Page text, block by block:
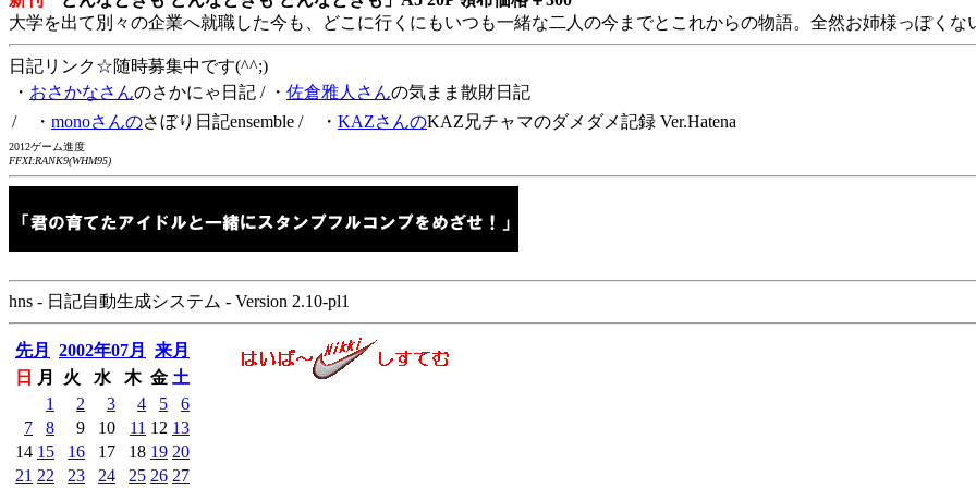
大学を出て別々の企業へ就職した今も、どこに行くにもいつも一緒な二人の今までとこれからの物語。全然お姉様っぽくな
日記リンク☆随時募集中です(^^;)
・ おさかなさんのさかにゃ日記 / ・ 佐倉雅人さんの気まま散財日記
/ ・ monoさんのさぼり日記ensemble / ・ KAZさんのKAZ兄チャマのダメダメ記録 Ver.Hatena
2012ゲーム進度
FFXI:RANK9(WHM95)
hns - 日記自動生成システム - Version 2.10-pl1
先月 2002年07月
来月
日
月 火 水 木 金 土
1
2 3 4 5
6
7
8 9 10 11 12 13
14 15 16 17 18 19 20
21 22 23 24 25 26 27